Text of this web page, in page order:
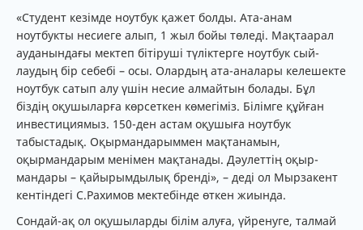
«Студент кезімде ноутбук қа­жет болды. Ата-анам
ноутбукты не­сиеге алып, 1 жыл бойы төледі. Мақтаарал
ауданындағы мектеп бітіруші түліктерге ноутбук сый­
лаудың бір себебі – осы. Олар­дың ата-аналары келешекте
ноут­бук сатып алу үшін несие ал­майтын болады. Бұл
біздің оқу­шыларға көрсеткен көмегіміз. Білімге құйған
инвестициямыз. 150-ден астам оқушыға ноутбук
табыстадық. Оқырмандарыммен мақ­танамын,
оқырмандарым мені­мен мақтанады. Дәулеттің оқыр­
мандары – қайырымдылық бренді», – деді ол Мырзакент
кентіндегі С.Рахимов мектебінде өткен жиында.
Сондай-ақ ол оқушыларды бі­лім алуға, үйренуге, талмай